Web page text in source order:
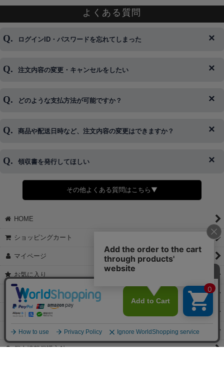
よくある質問
ログインID・パスワードを忘れてしまった
◆下記ページより、ログインIDの変更が可能です。
注文内容の変更・キャンセルをしたい
◆即日発送を行なっている関係上、午後以降のご連絡やキャンセル
※発送後、発送準備が完了しお手続きが間に合わない場合は変更、
どのような支払方法が可能ですか？
◆代金引換・クレジットカード・携帯キャリア決済・おねだり決
＞詳細は画像をタップ＜
商品や配送日時など、注文内容の変更はできますか？
◆商品発送前の変更は承っております。
さい。
領収書を発行してほしい
◆領収書はご希望頂いた場合のみ発行しております。
【これからご注文する場合】
STEP2「お届け先・お支払い」ページにて備考欄に下記の記載をお
願いします。
②宛名（空欄は上様は不可）
③但し書き（空欄やお品代は不可）
【すでにご注文が完了している場合】
①お電話・メール・LINEにて領収書希望の連絡をお願い致します
②後日、郵送にて領収書を送らせて頂きます。
①マイページから購入履歴→購入内容→領収書発行を選択。
②後日、郵送にて領収書を送らせて頂きます。
その他よくある質問はこちら▼
HOME
ショッピングカート
マイページ
お気に入り
特定商取引法表示
ご利用案内
お問い合せ
個人情報保護方針